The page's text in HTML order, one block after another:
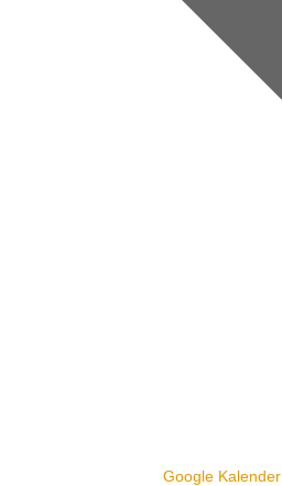
Google Kalender